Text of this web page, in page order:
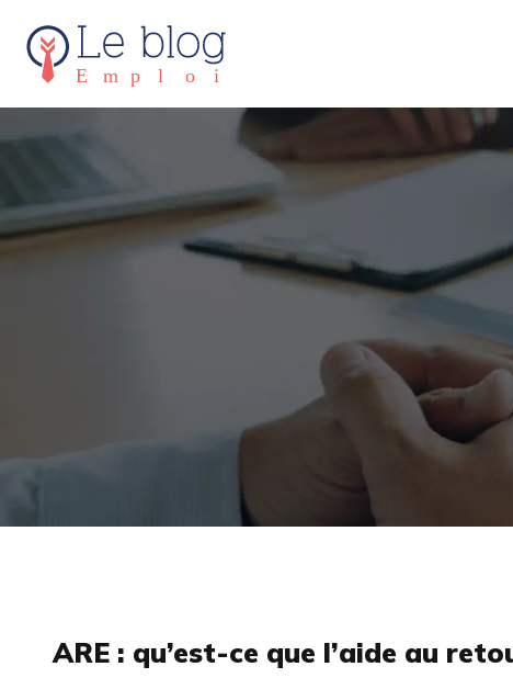
ARE : qu’est-ce que l’aide au